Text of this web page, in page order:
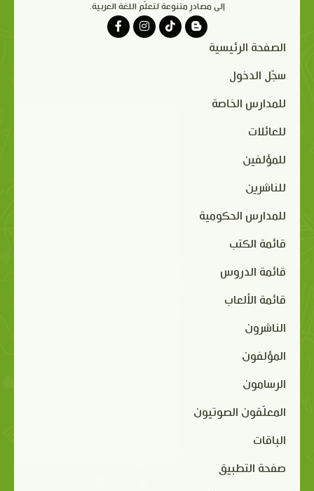
إلى مصادر متنوعة لتعلّم اللغة العربية.
الصفحة الرئيسية
سجّل الدخول
للمدارس الخاصة
للعائلات
للمؤلفين
للناشرين
للمدارس الحكومية
قائمة الكتب
قائمة الدروس
قائمة الألعاب
الناشرون
المؤلفون
الرسامون
المعلّقون الصوتيون
الباقات
صفحة التطبيق